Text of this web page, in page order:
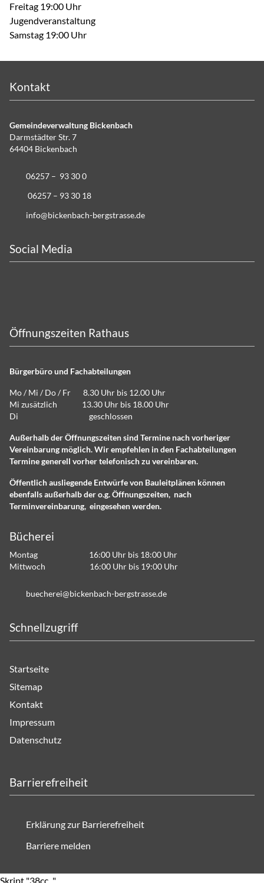
Freitag 19:00 Uhr
Jugendveranstaltung
Samstag 19:00 Uhr
Kontakt
Gemeindeverwaltung Bickenbach
Darmstädter Str. 7
64404 Bickenbach
06257 – 93 30 0
06257 – 93 30 18
info@bickenbach-bergstrasse.de
Social Media
Öffnungszeiten Rathaus
Bürgerbüro und Fachabteilungen
Mo / Mi / Do / Fr 8.30 Uhr bis 12.00 Uhr
Mi zusätzlich 13.30 Uhr bis 18.00 Uhr
Di geschlossen
Außerhalb der Öffnungszeiten sind Termine nach vorheriger
Vereinbarung möglich. Wir empfehlen in den Fachabteilungen
Termine generell vorher telefonisch zu vereinbaren.
Öffentlich ausliegende Entwürfe von Bauleitplänen können
ebenfalls außerhalb der o.g. Öffnungszeiten, nach
Terminvereinbarung, eingesehen werden.
Bücherei
Montag 16:00 Uhr bis 18:00 Uhr
Mittwoch 16:00 Uhr bis 19:00 Uhr
b ch r b ck nb ch-b rgstr ss d
Schnellzugriff
Startseite
Sitemap
Kontakt
Impressum
Datenschutz
Barrierefreiheit
Erklärung zur Barrierefreiheit
Barriere melden
Skript "38cc..." .